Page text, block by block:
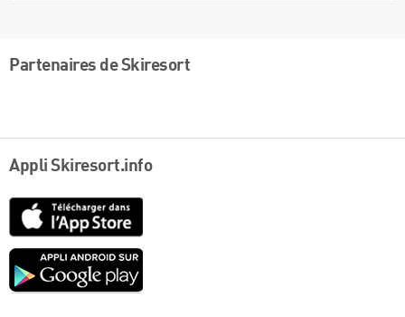
Partenaires de Skiresort
Appli Skiresort.info